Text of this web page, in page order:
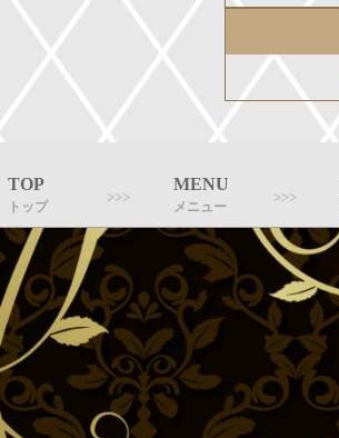
TOP
トップ
MENU
メニュー